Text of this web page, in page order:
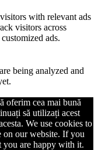
with relevant ads
visitors across
ads.
being analyzed and
oferim cea mai bună
să utilizați acest
We use cookies to
on our website. If you
you are happy with it.